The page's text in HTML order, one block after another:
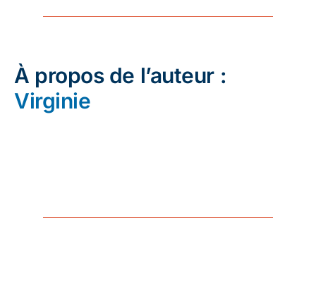
À propos de l’auteur :
Virginie